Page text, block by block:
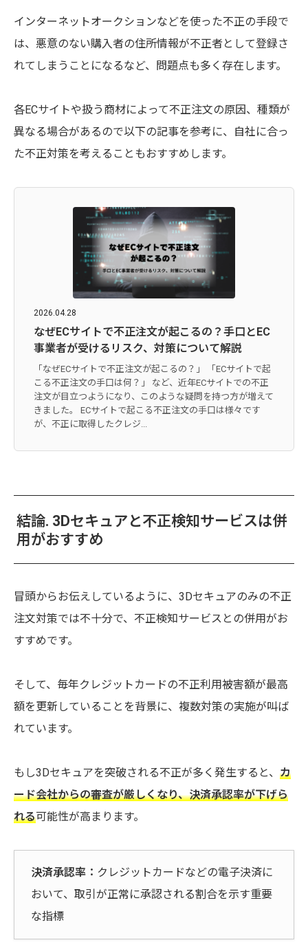
インターネットオークションなどを使った不正の手段で
は、悪意のない購入者の住所情報が不正者として登録さ
れてしまうことになるなど、問題点も多く存在します。
各ECサイトや扱う商材によって不正注文の原因、種類が
異なる場合があるので以下の記事を参考に、自社に合っ
た不正対策を考えることもおすすめします。
2026.04.28
なぜECサイトで不正注文が起こるの？手口とEC
事業者が受けるリスク、対策について解説
「なぜECサイトで不正注文が起こるの？」 「ECサイトで起
こる不正注文の手口は何？」 など、近年ECサイトでの不正
注文が目立つようになり、このような疑問を持つ方が増えて
きました。 ECサイトで起こる不正注文の手口は様々です
が、不正に取得したクレジ...
結論. 3Dセキュアと不正検知サービスは併
用がおすすめ
冒頭からお伝えしているように、3Dセキュアのみの不正
注文対策では不十分で、不正検知サービスとの併用がお
すすめです。
そして、毎年クレジットカードの不正利用被害額が最高
額を更新していることを背景に、複数対策の実施が叫ば
れています。
もし3Dセキュアを突破される不正が多く発生すると、 カ
ード会社からの審査が厳しくなり、決済承認率が下げら
れる可能性が高まります。
決済承認率： クレジットカードなどの電子決済に
おいて、取引が正常に承認される割合を示す重要
な指標